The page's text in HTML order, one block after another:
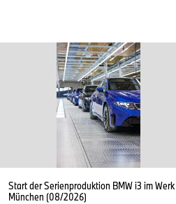
Start der Serienproduktion BMW i3 im Werk
München (08/2026)